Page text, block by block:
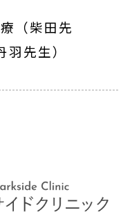
（柴田先
先生）